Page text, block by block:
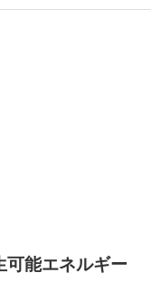
可能エネルギー